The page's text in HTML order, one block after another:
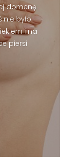
domenę
nie było
i na
piersi